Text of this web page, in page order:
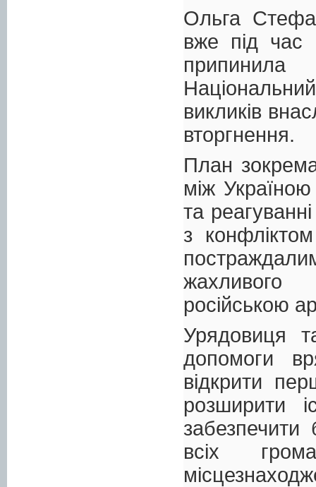
Ольга
вже під час
викликів
вторгнення.
План
між
та
з
жахливого
російською
Урядовиця
допомоги
відкрити
розширити
всіх